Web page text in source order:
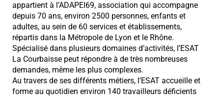
appartient à l’ADAPEI69, association qui accompagne
depuis 70 ans, environ 2500 personnes, enfants et
adultes, au sein de 60 services et établissements,
répartis dans la Métropole de Lyon et le Rhône.
Spécialisé dans plusieurs domaines d’activités, l’ESAT
La Courbaisse peut répondre à de très nombreuses
demandes, même les plus complexes.
Au travers de ses différents métiers, l’ESAT accueille et
forme au quotidien environ 140 travailleurs déficients